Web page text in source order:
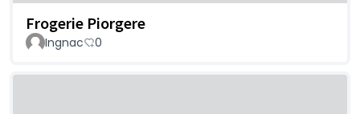
Frogerie Piorgere
Ingnac 0